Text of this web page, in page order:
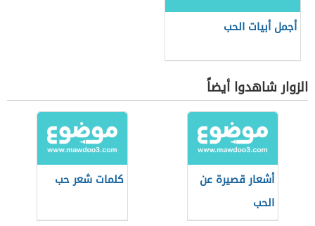
أجمل أبيات الحب
الزوار شاهدوا أيضاً
أشعار قصيرة عن
الحب
كلمات شعر حب